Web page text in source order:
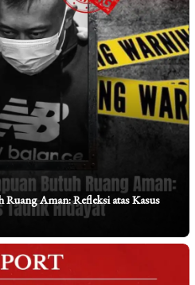
Aman: Refleksi atas Kasus